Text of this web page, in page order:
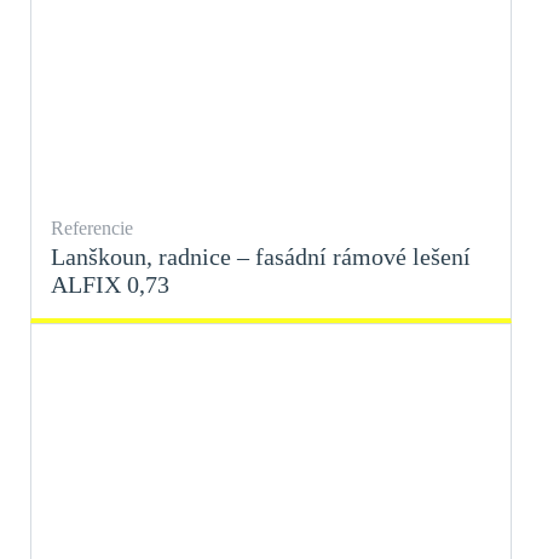
Referencie
Lanškoun, radnice – fasádní rámové lešení
ALFIX 0,73